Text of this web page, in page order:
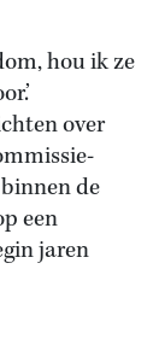
hou ik ze
over
de
een
jaren